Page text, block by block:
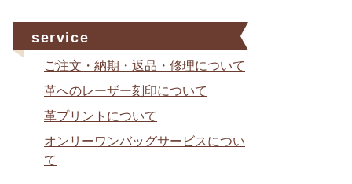
service
ご注文・納期・返品・修理について
革へのレーザー刻印について
革プリントについて
オンリーワンバッグサービスについ
て